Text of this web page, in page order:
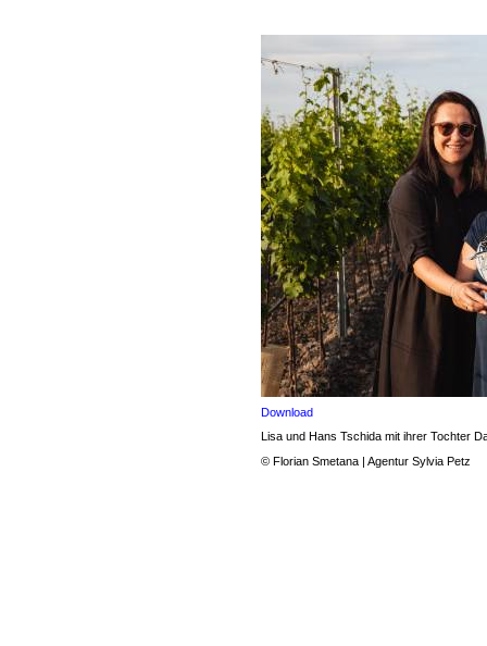
Download
Lisa und Hans Tschida mit ihrer Tochter
© Florian Smetana | Agentur Sylvia Petz